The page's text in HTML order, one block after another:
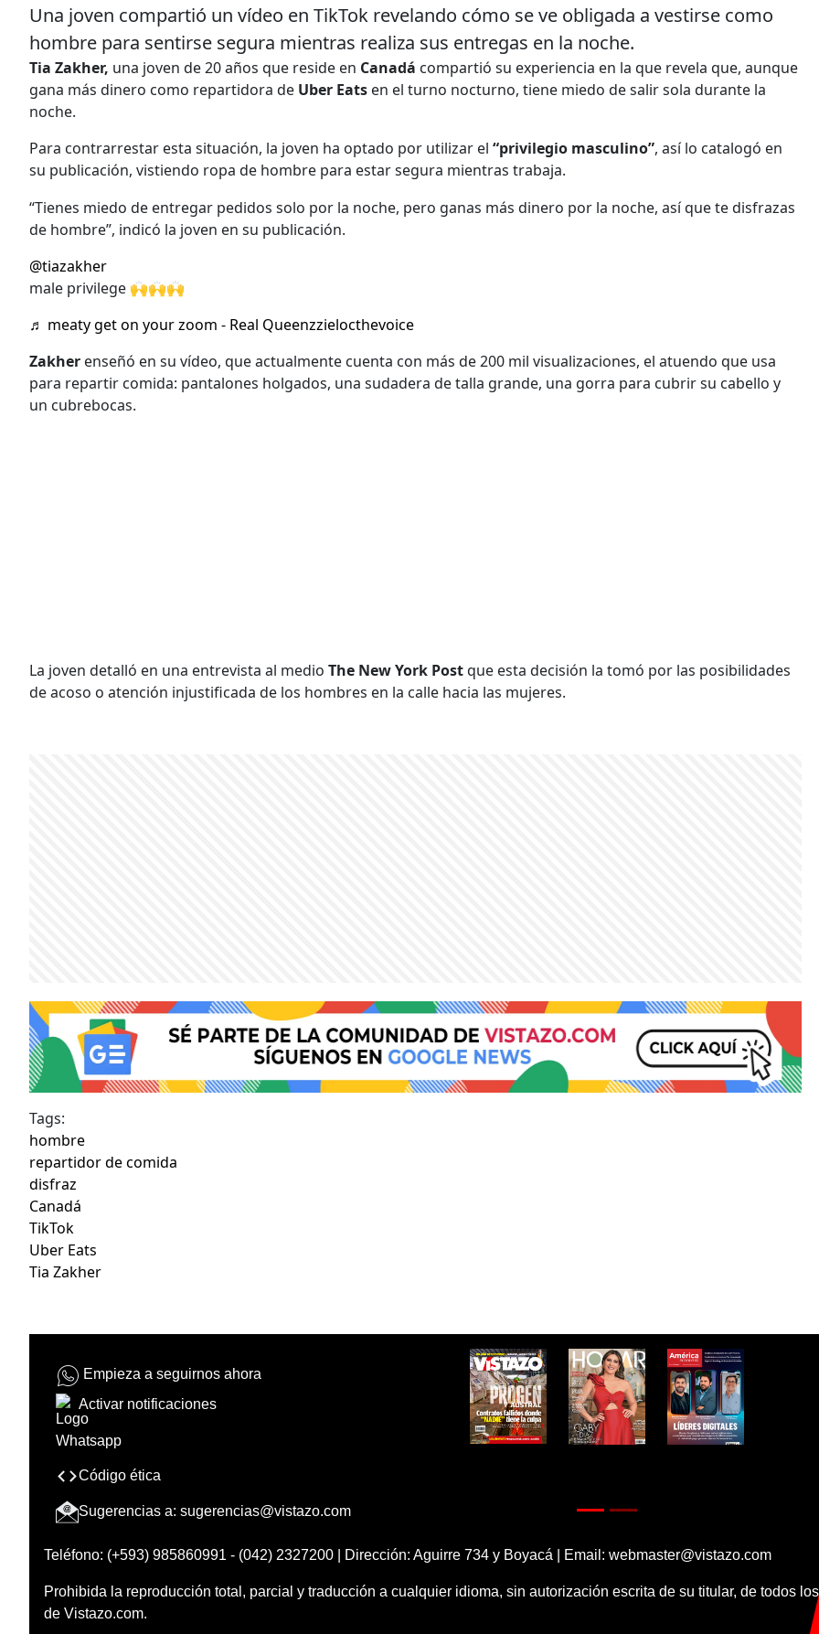
Una joven compartió un vídeo en TikTok revelando cómo se ve obligada a vestirse como
hombre para sentirse segura mientras realiza sus entregas en la noche.
Tia Zakher, una joven de 20 años que reside en Canadá compartió su experiencia en la que revela que, aunque
gana más dinero como repartidora de Uber Eats en el turno nocturno, tiene miedo de salir sola durante la
noche.
Para contrarrestar esta situación, la joven ha optado por utilizar el “privilegio masculino”, así lo catalogó en
su publicación, vistiendo ropa de hombre para estar segura mientras trabaja.
“Tienes miedo de entregar pedidos solo por la noche, pero ganas más dinero por la noche, así que te disfrazas
de hombre”, indicó la joven en su publicación.
@tiazakher
male privilege 🙌🙌🙌
♬ meaty get on your zoom - Real Queenzzielocthevoice
Zakher enseñó en su vídeo, que actualmente cuenta con más de 200 mil visualizaciones, el atuendo que usa
para repartir comida: pantalones holgados, una sudadera de talla grande, una gorra para cubrir su cabello y
un cubrebocas.
La joven detalló en una entrevista al medio The New York Postque esta decisión la tomó por las posibilidades
de acoso o atención injustificada de los hombres en la calle hacia las mujeres.
Tags:
hombre
repartidor de comida
disfraz
Canadá
TikTok
Uber Eats
Tia Zakher
Empieza a seguirnos ahora
Activar notificaciones
Código ética
Sugerencias a: sugerencias@vistazo.com
Teléfono: (+593) 985860991 - (042) 2327200 | Dirección: Aguirre 734 y Boyacá | Email: webmaster@vistazo.com
Prohibida la reproducción total, parcial y traducción a cualquier idioma, sin autorización escrita de su titular, de todos
de Vistazo.com.